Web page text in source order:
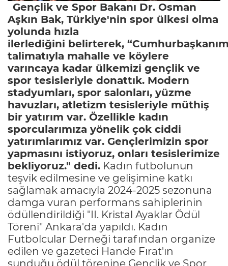
Gençlik ve Spor Bakanı Dr. Osman
Aşkın Bak, Türkiye'nin spor ülkesi olma
yolunda hızla
ilerlediğini belirterek,
talimatıyla mahalle ve köylere
varıncaya kadar ülkemizi gençlik ve
spor tesisleriyle donattık. Modern
stadyumları, spor salonları, yüzme
havuzları, atletizm tesisleriyle müthiş
bir yatırım var. Özellikle kadın
sporcularımıza yönelik çok ciddi
yatırımlarımız var. Gençlerimizin spor
yapmasını istiyoruz, onları tesislerimize
bekliyoruz." dedi. Kadın futbolunun
teşvik edilmesine ve gelişimine katkı
sağlamak amacıyla 2024-2025 sezonuna
damga vuran performans sahiplerinin
ödüllendirildiği "II. Kristal Ayaklar Ödül
Töreni" Ankara'da yapıldı. Kadın
Futbolcular Derneği tarafından organize
edilen ve gazeteci Hande Fırat'ın
sunduğu ödül törenine Gençlik ve Spor